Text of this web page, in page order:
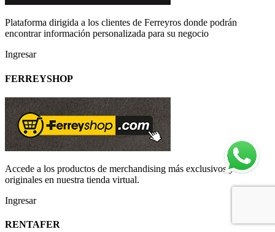
Plataforma dirigida a los clientes de Ferreyros donde podrán
encontrar información personalizada para su negocio
Ingresar
FERREYSHOP
Accede a los productos de merchandising más exclusivos y
originales en nuestra tienda virtual.
Ingresar
RENTAFER